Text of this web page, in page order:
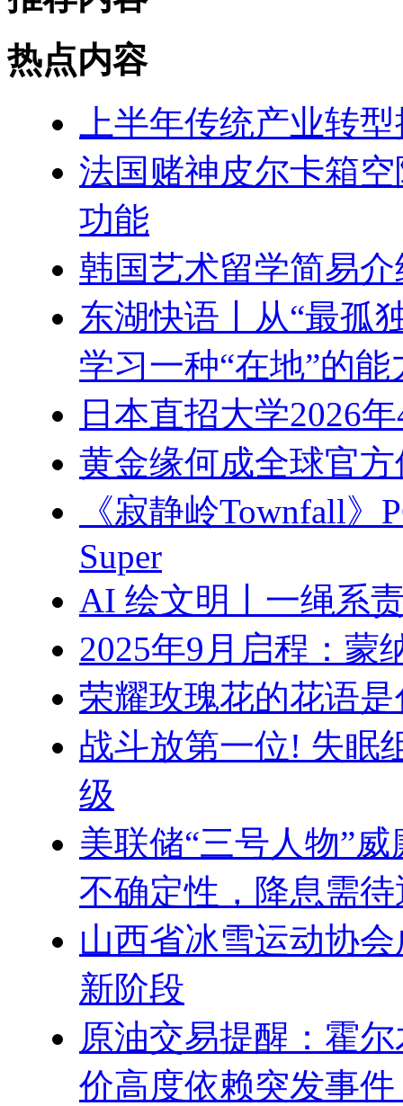
热点内容
上半年传统产业转
法国赌神皮尔卡箱
功能
韩国艺术留学简易介
东湖快语丨从“最孤
学习一种“在地”的能
日本直招大学2026
黄金缘何成全球官
《寂静岭Townfall
Super
AI 绘文明丨一绳系
2025年9月启程：蒙
荣耀玫瑰花的花语
战斗放第一位! 失眠
级
美联储“三号人物”
不确定性，降息需
山西省冰雪运动协
新阶段
原油交易提醒：霍
价高度依赖突发事